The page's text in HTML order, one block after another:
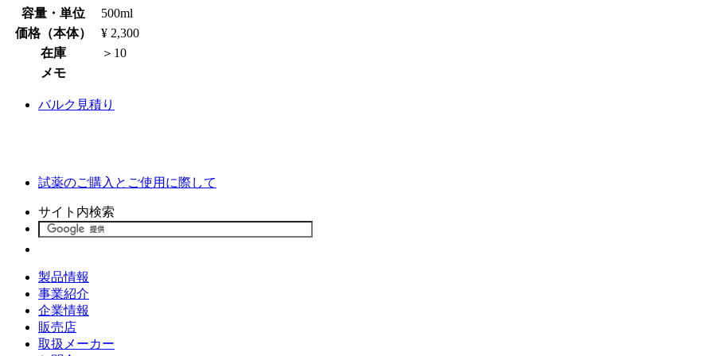
容量・単位
500ml
価格（本体）
¥ 2,300
在庫
＞10
メモ
バルク見積り
試薬のご購入とご使用に際して
サイト内検索
製品情報
事業紹介
企業情報
販売店
取扱メーカー